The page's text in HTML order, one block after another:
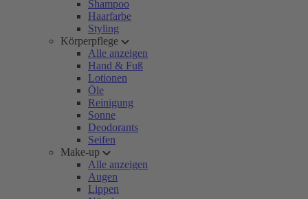
Shampoo
Haarfarbe
Styling
Körperpflege
Alle anzeigen
Hand & Fuß
Lotionen
Öle
Reinigung
Sonne
Deodorants
Seifen
Make-up
Alle anzeigen
Augen
Lippen